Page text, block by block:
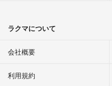
ラクマについて
会社概要
利用規約